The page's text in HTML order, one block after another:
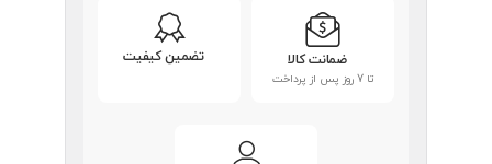
ضمانت کالا
تا 7 روز پس از پرداخت
تضمین کیفیت